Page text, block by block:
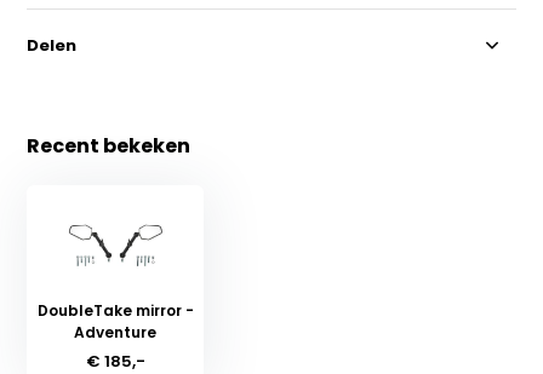
Delen
Recent bekeken
DoubleTake mirror -
Adventure
€ 185,-